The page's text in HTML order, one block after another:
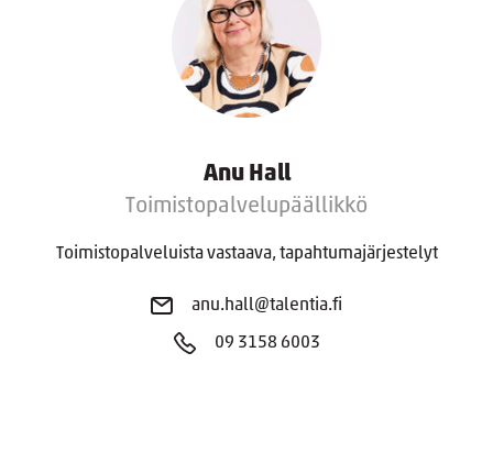
Anu Hall
Toimistopalvelupäällikkö
Toimistopalveluista vastaava, tapahtumajärjestelyt
anu.hall@talentia.fi
09 3158 6003